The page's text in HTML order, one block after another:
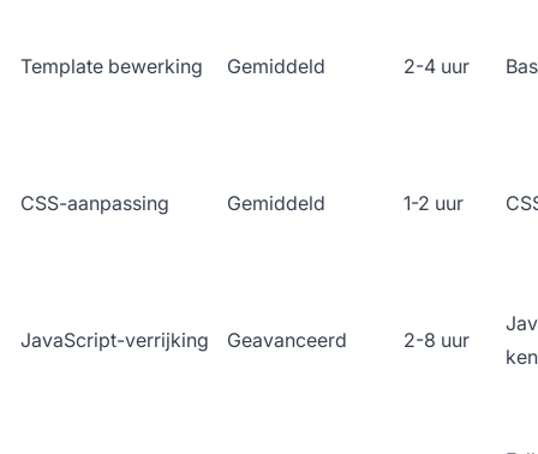
Template bewerking Gemiddeld 2-4 uur
CSS-aanpassing Gemiddeld 1-2 uur
JavaScript-verrijking Geavanceerd 2-8 uur